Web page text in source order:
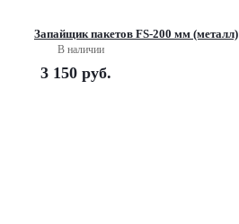
Запайщик пакетов FS-200 мм (металл)
В наличии
3 150 руб.